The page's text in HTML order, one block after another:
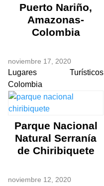
Puerto Nariño,
Amazonas-
Colombia
noviembre 17, 2020
Lugares Turísticos
Colombia
Parque Nacional
Natural Serranía
de Chiribiquete
noviembre 12, 2020